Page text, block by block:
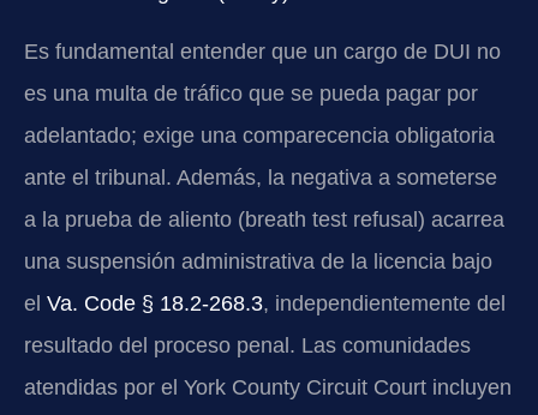
Es fundamental entender que un cargo de DUI no
es una multa de tráfico que se pueda pagar por
adelantado; exige una comparecencia obligatoria
ante el tribunal. Además, la negativa a someterse
a la prueba de aliento (breath test refusal) acarrea
una suspensión administrativa de la licencia bajo
el Va. Code § 18.2-268.3, independientemente del
resultado del proceso penal. Las comunidades
atendidas por el York County Circuit Court incluyen